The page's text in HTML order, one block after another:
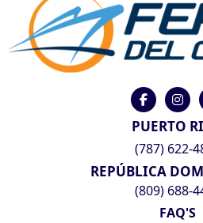
PUERTO
(787) 622-
REPÚBLICA
(809) 688-
FAQ'S